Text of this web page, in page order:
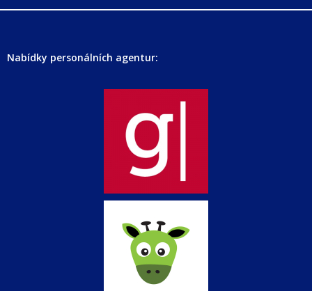
Nabídky personálních agentur: